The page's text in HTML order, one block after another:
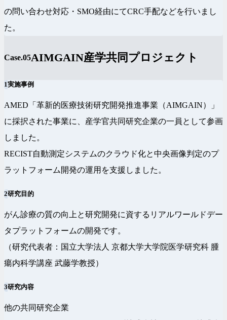
の問い合わせ対応・SMO経由にてCRC手配などを行いまし
た。
Case.05AIMGAIN産学共同プロジェクト
1実施事例
AMED「革新的医療技術研究開発推進事業（AIMGAIN）」
に採択された事業に、産学官共同研究企業の一員として参画
しました。
RECIST自動測定システムのクラウド化と中央画像判定のプ
ラットフォーム開発の運用を支援しました。
2研究目的
がん診療の質の向上と研究開発に資するリアルワールドデー
タプラットフォームの開発です。
（研究代表者：国立大学法人 京都大学大学院医学研究科 腫
瘍内科学講座 武藤学教授）
3研究内容
他の共同研究企業